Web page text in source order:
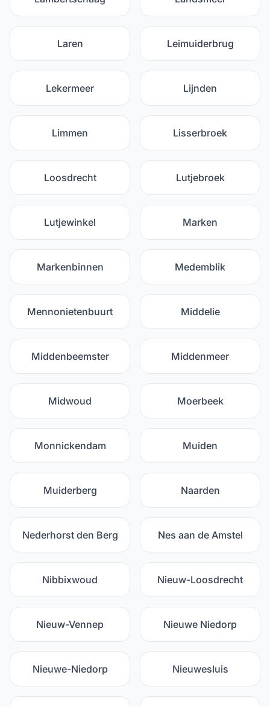
Laren Leimuiderbrug
Lekermeer Lijnden
Limmen Lisserbroek
Loosdrecht Lutjebroek
Lutjewinkel Marken
Markenbinnen Medemblik
Mennonietenbuurt Middelie
Middenbeemster Middenmeer
Midwoud Moerbeek
Monnickendam Muiden
Muiderberg Naarden
Nederhorst den Berg Nes aan de Amstel
Nibbixwoud Nieuw-Loosdrecht
Nieuw-Vennep Nieuwe Niedorp
Nieuwe-Niedorp Nieuwesluis